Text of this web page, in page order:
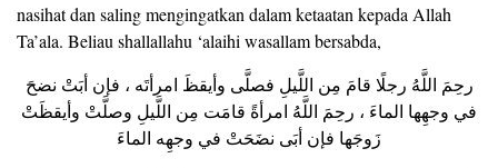
nasihat dan saling mengingatkan dalam ketaatan kepada Allah
Ta’ala. Beliau shallallahu ‘alaihi wasallam bersabda,
رحِمَ اللَّهُ رجلًا قامَ مِن اللَّيلِ فصلَّى وأيقظَ امرأتَه ، فإن أبَتْ نضحَ
في وجهِها الماءَ ، رحِمَ اللَّهُ امرأةً قامَت مِن اللَّيلِ وصلَّتْ وأيقظَتْ
زَوجَها فإن أبَى نضَحَتْ في وجهِه الماءَ